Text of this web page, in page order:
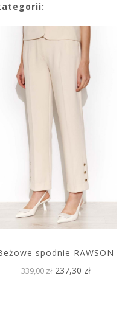
spodnie RAWSON
339,00 zł 237,30 zł